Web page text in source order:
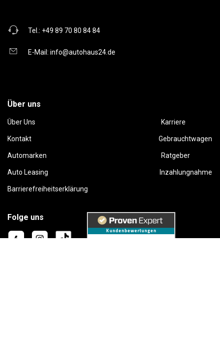
Tel.: +49 89 70 80 84 84
E-Mail: info@autohaus24.de
Über uns
Über Uns Karriere
Kontakt Gebrauchtwagen
Automarken Ratgeber
Auto Leasing Inzahlungnahme
Barrierefreiheitserklärung
Folge uns